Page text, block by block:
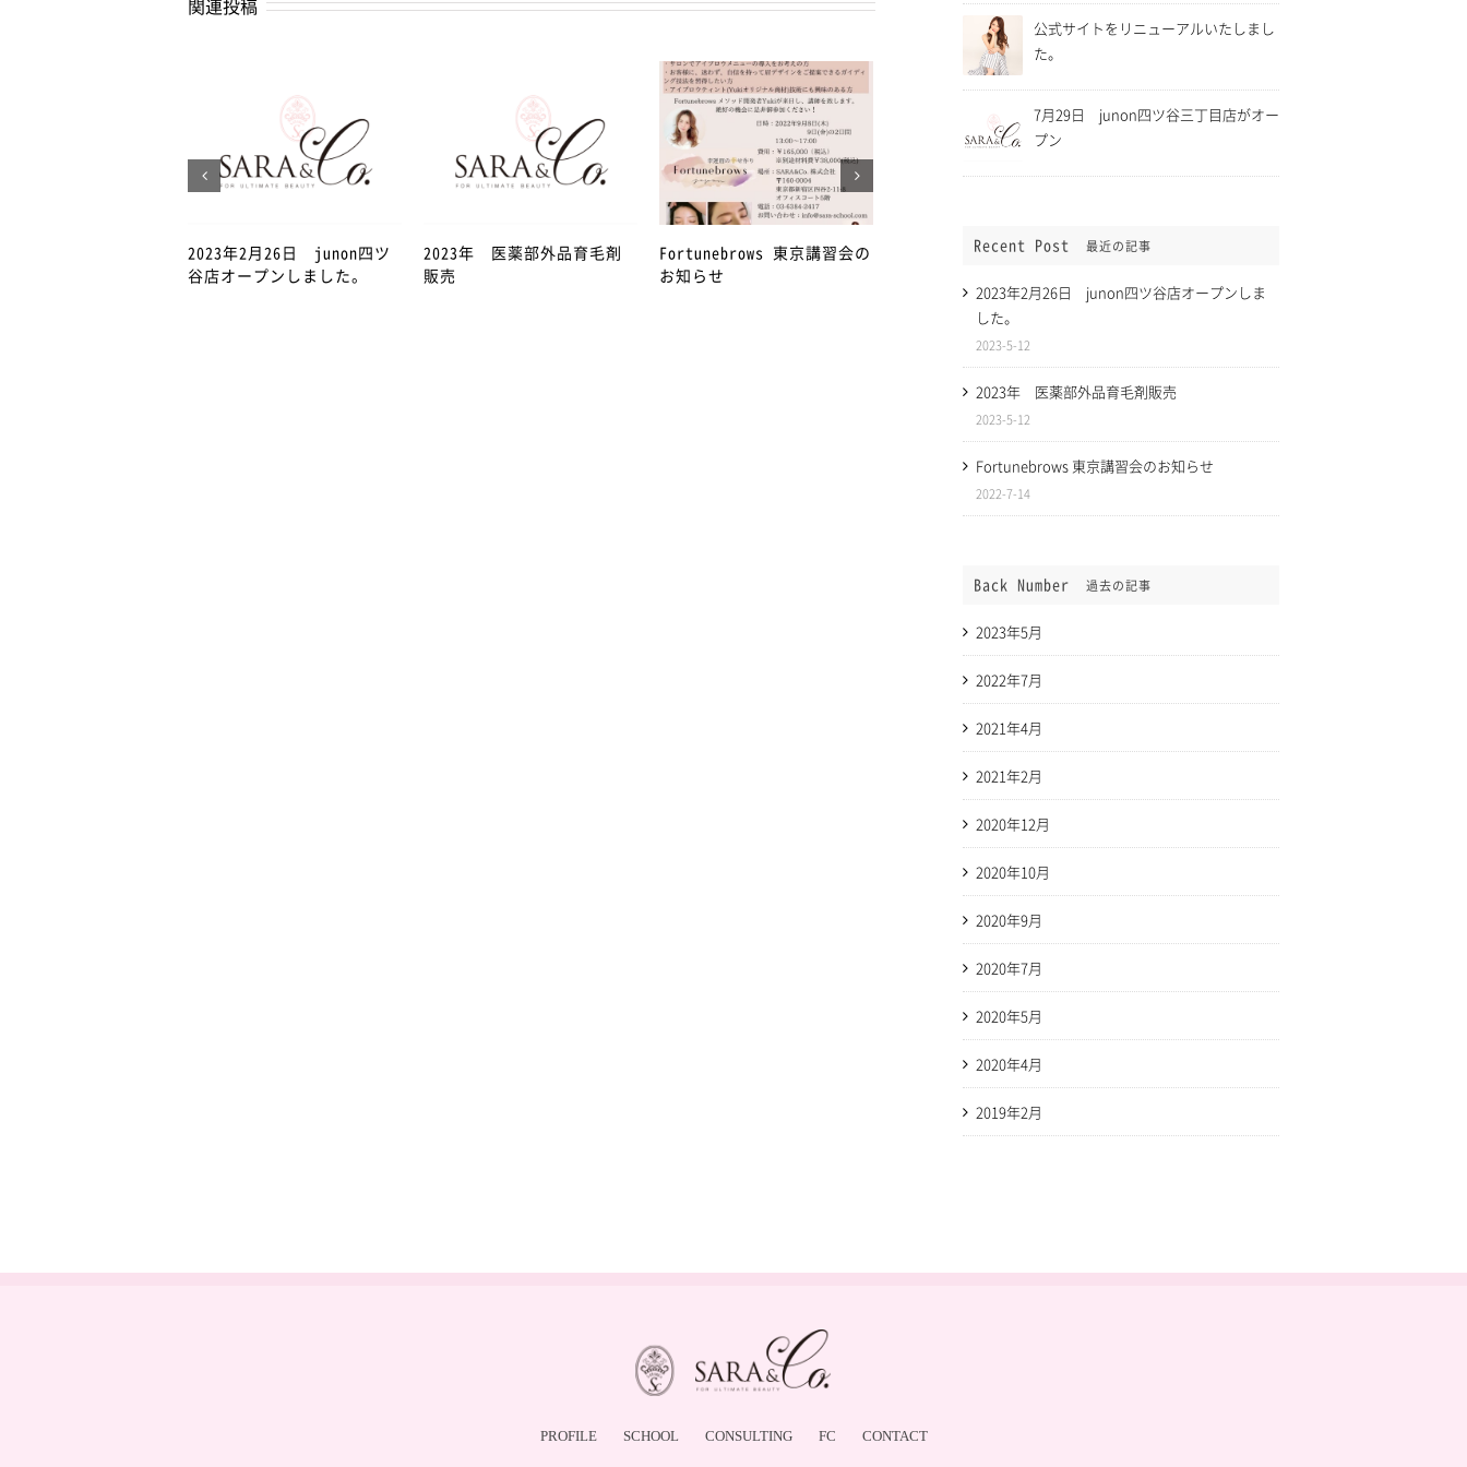
関連投稿
2023年2月26日 junon四ツ
谷店オープンしました。
2023年 医薬部外品育毛剤
販売
Fortunebrows 東京講習会の
お知らせ
4月27日から5月11日まで緊
丁目店を臨時休業致します。
2021年4月1日 消費税「総
スについて税込表記になりま
公式サイトをリニューアルいたしまし
た。
7月29日 junon四ツ谷三丁目店がオー
プン
Recent Post 最近の記事
2023年2月26日 junon四ツ谷店オープンしま
した。
2023-5-12
2023年 医薬部外品育毛剤販売
2023-5-12
Fortunebrows 東京講習会のお知らせ
2022-7-14
Back Number 過去の記事
2023年5月
2022年7月
2021年4月
2021年2月
2020年12月
2020年10月
2020年9月
2020年7月
2020年5月
2020年4月
2019年2月
PROFILE SCHOOL CONSULTING FC CONTACT